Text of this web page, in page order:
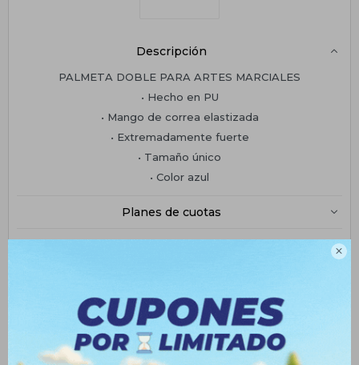

Descripción
PALMETA DOBLE PARA ARTES MARCIALES
• Hecho en PU
• Mango de correa elastizada
• Extremadamente fuerte
• Tamaño único
• Color azul
Planes de cuotas